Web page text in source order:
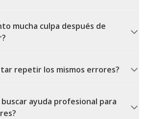
mucha culpa después de
repetir los mismos errores?
ayuda profesional para